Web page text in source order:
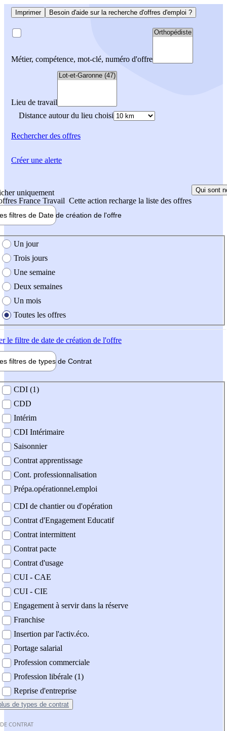
Imprimer Besoin d'aide sur la recherche d'offres d'emploi ?
Métier, compétence, mot-clé, numéro d'offre
Lieu de travail
Distance autour du lieu choisi
Rechercherdes offres
uniquement
France Travail Cette action recharge la liste des offres
Qui sont
filtres de Date de création de l'offre
création de l'offre
Un jour
Trois jours
Une semaine
Deux semaines
Un mois
Toutes les offres
le filtre de date de création de l'offre
filtres de types de Contrat
contrat
CDI (1)
CDD
Intérim
CDI Intérimaire
Saisonnier
Contrat apprentissage
Cont. professionnalisation
Prépa.opérationnel.emploi
CDI de chantier ou d'opération
Contrat d'Engagement Educatif
Contrat intermittent
Contrat pacte
Contrat d'usage
CUI - CAE
CUI - CIE
Engagement à servir dans la réserve
Franchise
Insertion par l'activ.éco.
Portage salarial
Profession commerciale
Profession libérale (1)
Reprise d'entreprise
de types de contrat
CONTRAT
Créer une alerte